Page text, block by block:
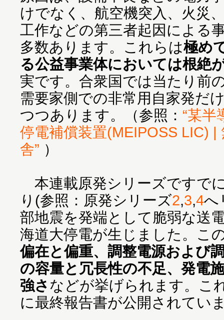
けでなく、航空機突入、火災
工作などの第三者起因による
多数あります。これらは極め
る公益事業体においては根絶
実です。合衆国では当たり前
需要家側での非常用自家発だ
つつあります。（参照： “某半
停電補償装置(MEIPOSS LIC) |
舎” ）
本連載原発シリーズですで
り(参照：原発シリーズ2,3,4へ
部地震を発端として脆弱な送
海道大停電が生じました。こ
偏在と偏重、調整電源および
の容量と冗長性の不足、発電
強さなどが挙げられます。こ
に最終報告書が公開されてい